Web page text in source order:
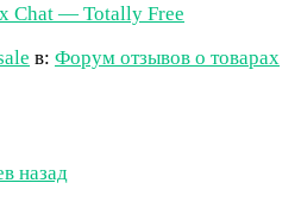
Chat — Totally Free
в: Форум отзывов о товарах
назад